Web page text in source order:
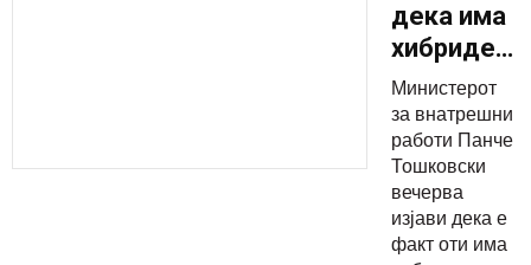
дека има
хибриден
напад кон
државата,
вели
за
внатреши
Министерот
за внатрешни
работи Панче
Тошковски
вечерва
изјави дека е
факт оти има